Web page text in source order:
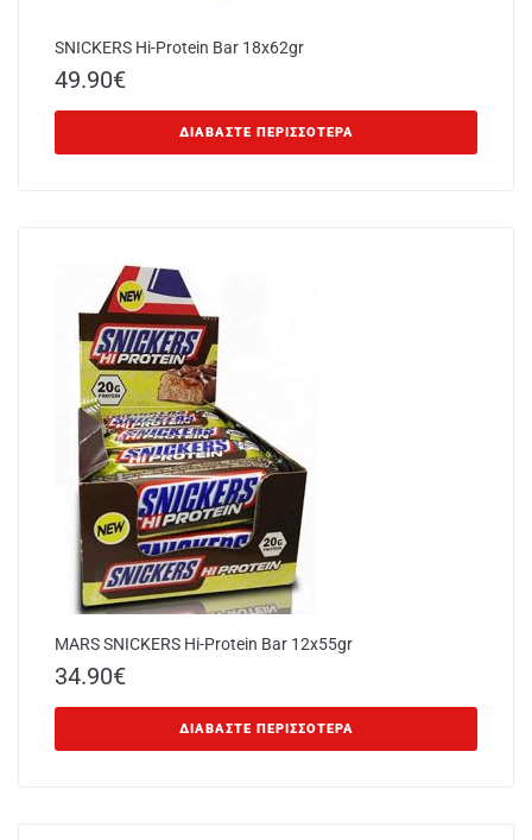
SNICKERS Hi-Protein Bar 18x62gr
49.90€
ΔΙΑΒΆΣΤΕ ΠΕΡΙΣΣΌΤΕΡΑ
MARS SNICKERS Hi-Protein Bar 12x55gr
34.90€
ΔΙΑΒΆΣΤΕ ΠΕΡΙΣΣΌΤΕΡΑ